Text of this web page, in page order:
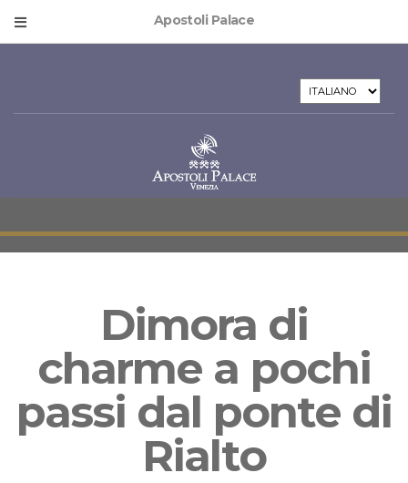
Apostoli Palace
LINGUA
Dimora di
charme a pochi
passi dal ponte di
Rialto